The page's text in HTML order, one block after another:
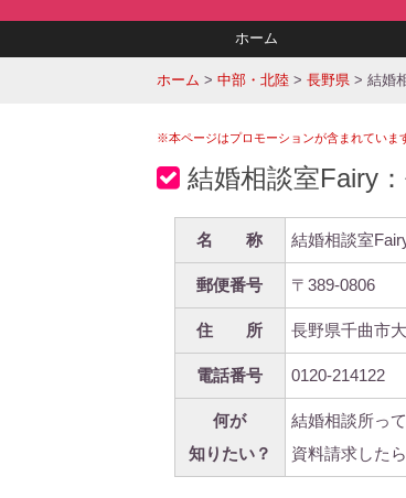
ホーム
ホーム > 中部・北陸 > 長野県 > 結婚
※本ページはプロモーションが含まれていま
結婚相談室Fairy
名 称 結婚相談室
郵便番号 〒389-0806
住 所 長野県千曲市
電話番号 0120-214122
何が
知りたい？
結婚相談所っ
資料請求した